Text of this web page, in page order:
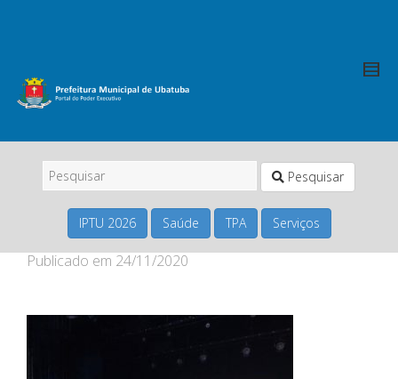
Pesquisar
IPTU 2026 Saúde TPA Serviços
Publicado em 24/11/2020